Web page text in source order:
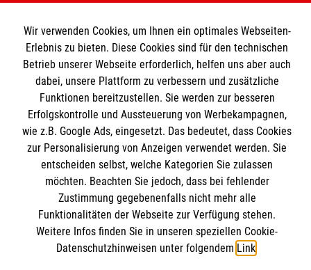
Wir Malteser
Angebote und Leistungen
Unsere Kurse
Mitarbeiten
Wir Malteser
Informationen
Downloads
Impressum
Datenschutz
Malteser online
Malteserorden
Malteser Jugend
Wir verwenden Cookies, um Ihnen ein optimales Webseiten-
Erlebnis zu bieten. Diese Cookies sind für den technischen
Betrieb unserer Webseite erforderlich, helfen uns aber auch
dabei, unsere Plattform zu verbessern und zusätzliche
Funktionen bereitzustellen. Sie werden zur besseren
Erfolgskontrolle und Aussteuerung von Werbekampagnen,
wie z.B. Google Ads, eingesetzt. Das bedeutet, dass Cookies
zur Personalisierung von Anzeigen verwendet werden. Sie
entscheiden selbst, welche Kategorien Sie zulassen
möchten. Beachten Sie jedoch, dass bei fehlender
Zustimmung gegebenenfalls nicht mehr alle
Funktionalitäten der Webseite zur Verfügung stehen.
Weitere Infos finden Sie in unseren speziellen Cookie-
Datenschutzhinweisen unter folgendem Link.